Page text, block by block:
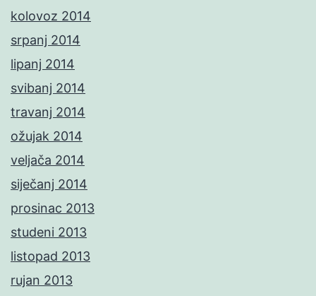
kolovoz 2014
srpanj 2014
lipanj 2014
svibanj 2014
travanj 2014
ožujak 2014
veljača 2014
siječanj 2014
prosinac 2013
studeni 2013
listopad 2013
rujan 2013